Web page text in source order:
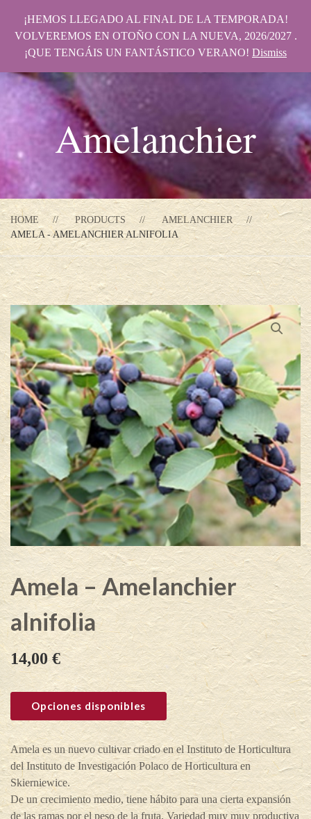
Amelanchier
HOME PRODUCTS
AMELANCHIER
AMELA - AMELANCHIER ALNIFOLIA
Amela – Amelanchier
alnifolia
14,00€
Opciones disponibles
Amela es un nuevo cultivar criado en el Instituto de Horticultura
del Instituto de Investigación Polaco de Horticultura en
Skierniewice.
De un crecimiento medio, tiene hábito para una cierta expansión
de las ramas por el peso de la fruta. Variedad muy muy productiva
¡HEMOS LLEGADO AL FINAL DE LA TEMPORADA!
VOLVEREMOS EN OTOÑO CON LA NUEVA, 2026/2027 .
¡QUE TENGÁIS UN FANTÁSTICO VERANO! Dismiss